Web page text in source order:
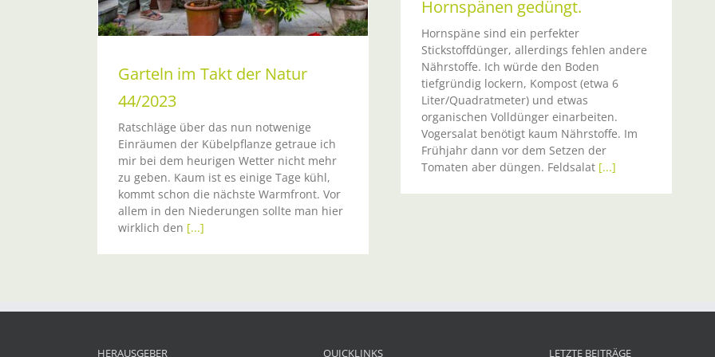
Garteln im Takt der Natur
44/2023
Ratschläge über das nun notwenige
Einräumen der Kübelpflanze getraue ich
mir bei dem heurigen Wetter nicht mehr
zu geben. Kaum ist es einige Tage kühl,
kommt schon die nächste Warmfront. Vor
allem in den Niederungen sollte man hier
wirklich den [...]
Hornspänen gedüngt.
Hornspäne sind ein perfekter
Stickstoffdünger, allerdings fehlen andere
Nährstoffe. Ich würde den Boden
tiefgründig lockern, Kompost (etwa 6
Liter/Quadratmeter) und etwas
organischen Volldünger einarbeiten.
Vogersalat benötigt kaum Nährstoffe. Im
Frühjahr dann vor dem Setzen der
Tomaten aber düngen. Feldsalat [...]
HERAUSGEBER QUICKLINKS LETZTE BEITRÄGE